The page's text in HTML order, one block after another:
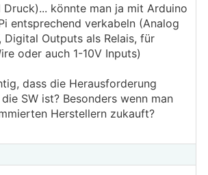
Druck)... könnte man ja mit Arduino
entsprechend verkabeln (Analog
Digital Outputs als Relais, für
oder auch 1-10V Inputs)
dass die Herausforderung
SW ist? Besonders wenn man
Herstellern zukauft?